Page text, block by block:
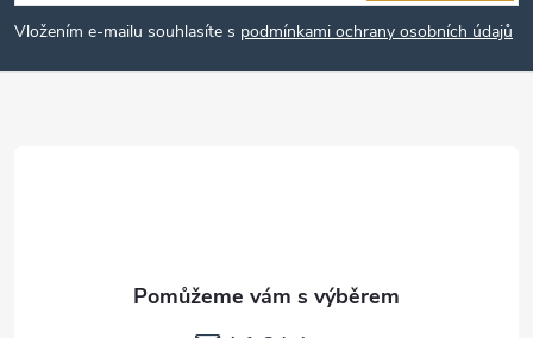
p
a
Vložením e-mailu souhlasíte s podmínkami ochrany osobních údajů